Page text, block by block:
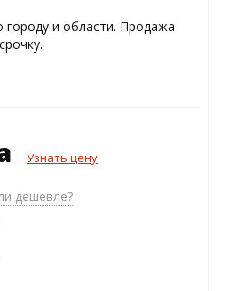
и области. Продажа
Узнать цену
дешевле?